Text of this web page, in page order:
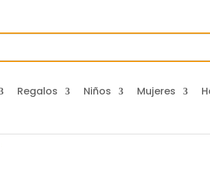
Regalos Niños Mujeres